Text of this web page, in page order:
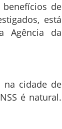
de
está
Agência da
na cidade de
é natural.